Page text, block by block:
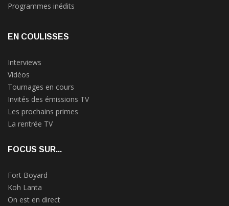
Programmes inédits
EN COULISSES
Interviews
Vidéos
Tournages en cours
Invités des émissions TV
Les prochains primes
La rentrée TV
FOCUS SUR...
Fort Boyard
Koh Lanta
On est en direct